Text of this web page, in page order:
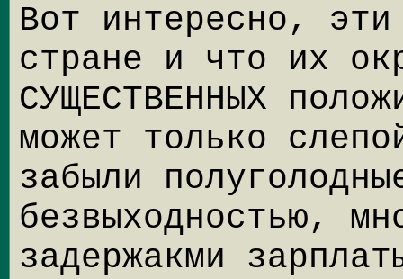
Вот интересно,
стране и что их
СУЩЕСТВЕННЫХ
может только
забыли
безвыходностью,
задержакми